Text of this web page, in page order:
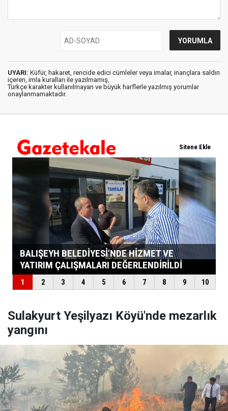
UYARI: Küfür, hakaret, rencide edici cümleler veya imalar, inançlara saldırı
içeren, imla kuralları ile yazılmamış,
Türkçe karakter kullanılmayan ve büyük harflerle yazılmış yorumlar
onaylanmamaktadır.
Sulakyurt Yeşilyazı Köyü'nde mezarlık
yangını